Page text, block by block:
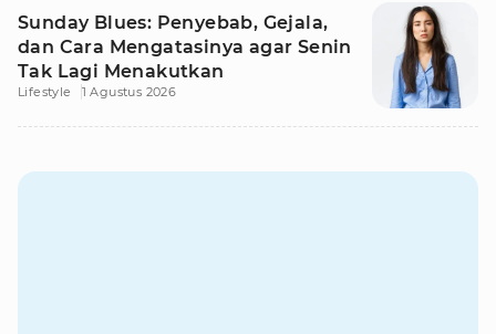
Sunday Blues: Penyebab, Gejala,
dan Cara Mengatasinya agar Senin
Tak Lagi Menakutkan
Lifestyle 1 Agustus 2026